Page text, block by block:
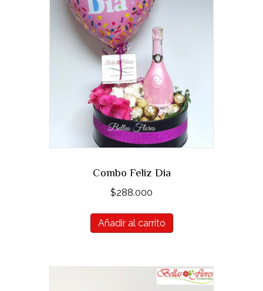
Combo Feliz Dia
$288.000
Añadir al carrito